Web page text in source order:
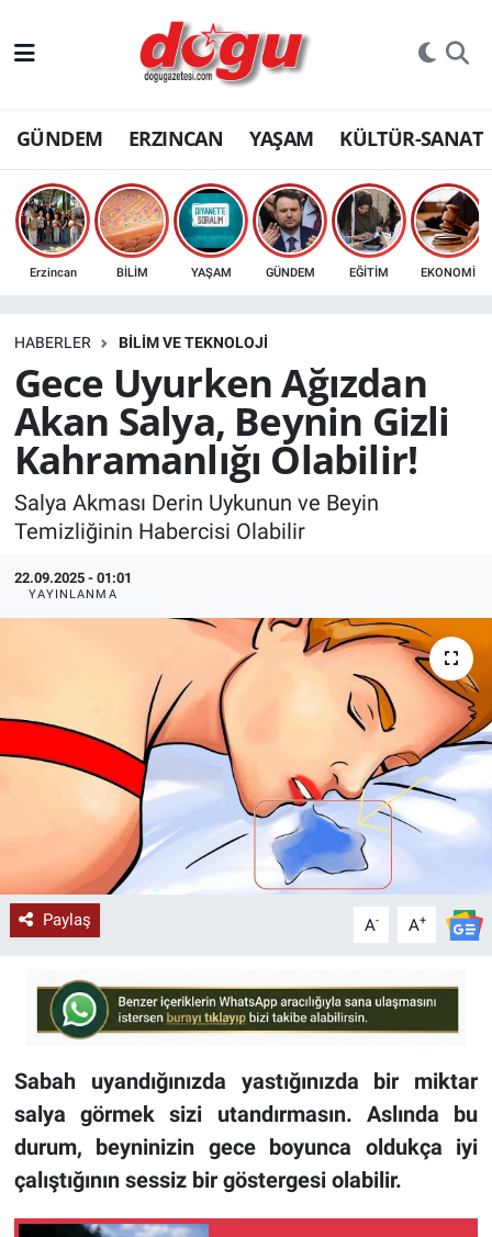
GÜNDEM ERZINCAN YAŞAM KÜLTÜR-SANAT
Erzincan BİLİM YAŞAM GÜNDEM EĞİTİM EKONOMİ
HABERLER BİLİM VE TEKNOLOJİ
Gece Uyurken Ağızdan
Akan Salya, Beynin Gizli
Kahramanlığı Olabilir!
Salya Akması Derin Uykunun ve Beyin
Temizliğinin Habercisi Olabilir
22.09.2025 - 01:01
YAYINLANMA
Paylaş A- A+
Sabah uyandığınızda yastığınızda bir miktar
salya görmek sizi utandırmasın. Aslında bu
durum, beyninizin gece boyunca oldukça iyi
çalıştığının sessiz bir göstergesi olabilir.
ERZINCAN
GÜNDEM
ERZİNCAN FOTOĞRAFLARI
SAĞLIK
Bilim, teknoloji
GENEL
KÜLTÜR-SANAT
Yerel Haber
YAŞAM
RESMİ İLAN